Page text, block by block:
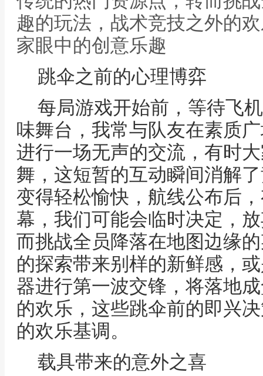
趣的玩法，战术竞技之外的
家眼中的创意乐趣
跳伞之前的心理博弈
每局游戏开始前，等待飞
味舞台，我常与队友在素质
进行一场无声的交流，有时
舞，这短暂的互动瞬间消解
变得轻松愉快，航线公布后
幕，我们可能会临时决定，
而挑战全员降落在地图边缘
的探索带来别样的新鲜感，
器进行第一波交锋，将落地
的欢乐，这些跳伞前的即兴
的欢乐基调。
载具带来的意外之喜